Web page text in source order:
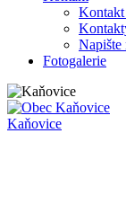
Kontakt
Napište
Fotogalerie
Kaňovice